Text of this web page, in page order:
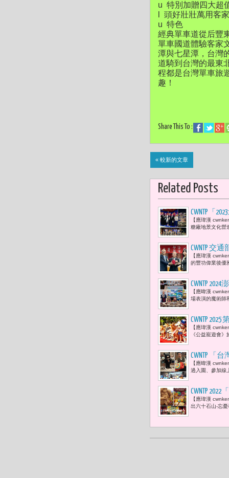
u 特別加贈四大超
l 頭好壯壯萬用客
u 特色
經典單車道從后豐
單車國道體驗客家
潭與七星潭，台灣
道騎到台灣的最東
程都是台灣單車旅
趣！
Share This To :
« 較新的文章
Related Posts
CWNTP「
61)、五遊
【應瑋漢
糖廠地景文化營
CWNTP 交
值的傳遞
【應瑋漢
的豐功偉業後優
CWNTP
【應暐漢
場表演的魔術師
CWNTP
「終養」
【應瑋漢
《公益寵遊會
CWNTP 「
【應暐漢
過入園、參加線
CWNTP
【應瑋漢
出六十石山-忘